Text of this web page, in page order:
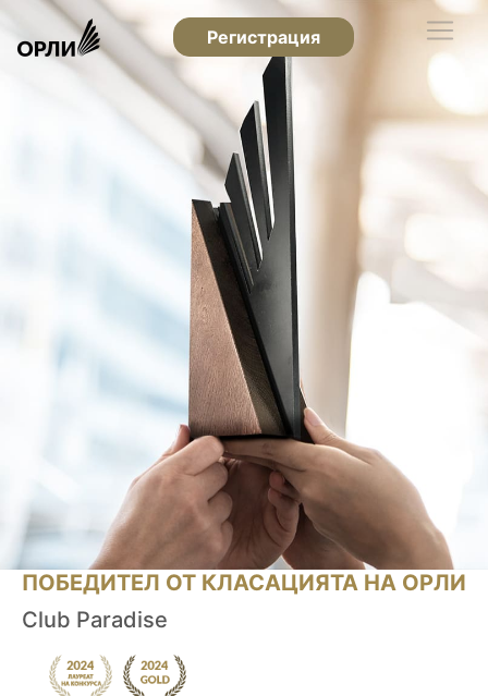
Регистрация
ПОБЕДИТЕЛ ОТ КЛАСАЦИЯТА НА ОРЛИ
Club Paradise